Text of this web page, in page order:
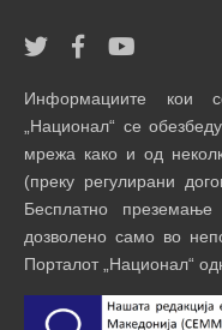
Информациите кои
„Национал“ се
мрежа како и од
(преку регулирани
Бесплатно
дозволено само во
Порталот „Национал“